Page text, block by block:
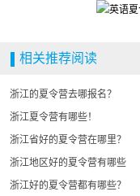
相关推荐阅读
浙江的夏令营去哪报名？
浙江夏令营有哪些！
浙江省好的夏令营在哪里？
浙江地区好的夏令营有哪些
浙江好的夏令营都有哪些？